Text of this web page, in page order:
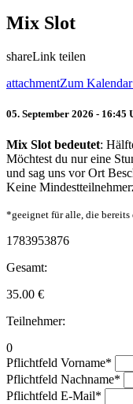
Mix Slot
shareLink teilen
attachmentZum
05. September 2026 - 16:45
Mix Slot bedeutet:
Möchtest du nur eine
und sag uns vor Ort
Keine
*geeignet für alle, die bereits
1783953876
Gesamt:
35.00 €
Teilnehmer:
0
Pflichtfeld Vorname*
Pflichtfeld Nachname*
Pflichtfeld E-Mail*